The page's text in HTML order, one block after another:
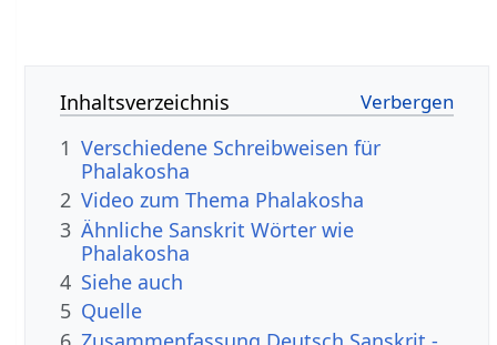
Inhaltsverzeichnis
1 Verschiedene Schreibweisen für
Phalakosha
2 Video zum Thema Phalakosha
3 Ähnliche Sanskrit Wörter wie
Phalakosha
4 Siehe auch
5 Quelle